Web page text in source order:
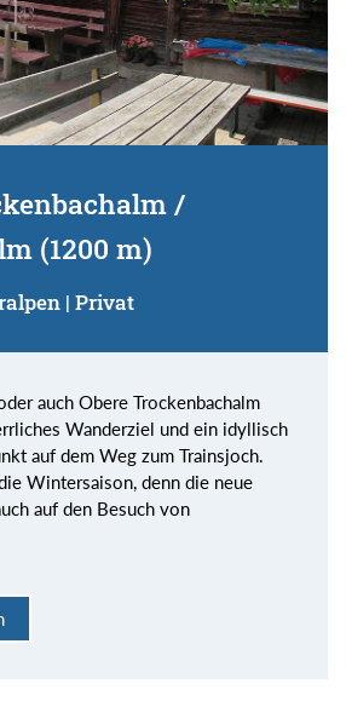
/
(1200 m)
| Privat
auch Obere Trockenbachalm
Wanderziel und ein idyllisch
auf dem Weg zum Trainsjoch.
Wintersaison, denn die neue
auf den Besuch von